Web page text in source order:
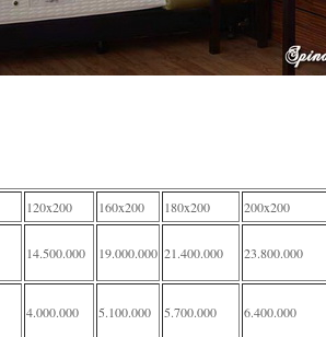
120x200 160x200 180x200 200x200
14.500.000 19.000.000 21.400.000 23.800.000
4.000.000 5.100.000 5.700.000 6.400.000